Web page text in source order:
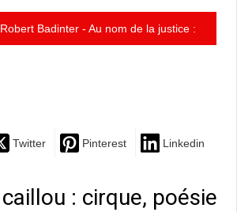
Badinter - Au nom de la justice :
Twitter Pinterest Linkedin
: cirque, poésie